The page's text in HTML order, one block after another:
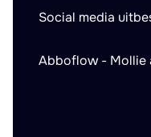
Social media
Abboflow - Mollie